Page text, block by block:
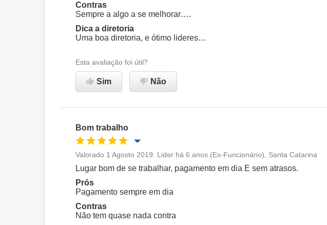
Recomenda esta empresa
Contras
Sempre a algo a se melhorar….
Dica a diretoria
Uma boa diretoria, e ótimo lideres…
Esta avaliação foi útil?
Sim Não
Bom trabalho
Oportunidade de promoção
Ambiente de trabalho
Conciliação com a vida familiar
Recomenda esta empresa
Valorado 1 Agosto 2019. Lider há 6 anos (Ex-Funcionário), Santa Catarina
Lugar bom de se trabalhar, pagamento em dia E sem atrasos.
Prós
Pagamento sempre em dia
Contras
Não tem quase nada contra